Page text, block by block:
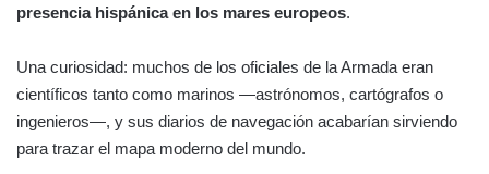
presencia hispánica en los mares europeos.
Una curiosidad: muchos de los oficiales de la Armada eran
científicos tanto como marinos —astrónomos, cartógrafos o
ingenieros—, y sus diarios de navegación acabarían sirviendo
para trazar el mapa moderno del mundo.